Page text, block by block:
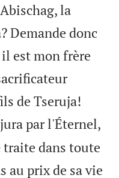
la
Demande donc
est mon frère
de Tseruja!
par l'Éternel,
traite dans toute
au prix de sa vie